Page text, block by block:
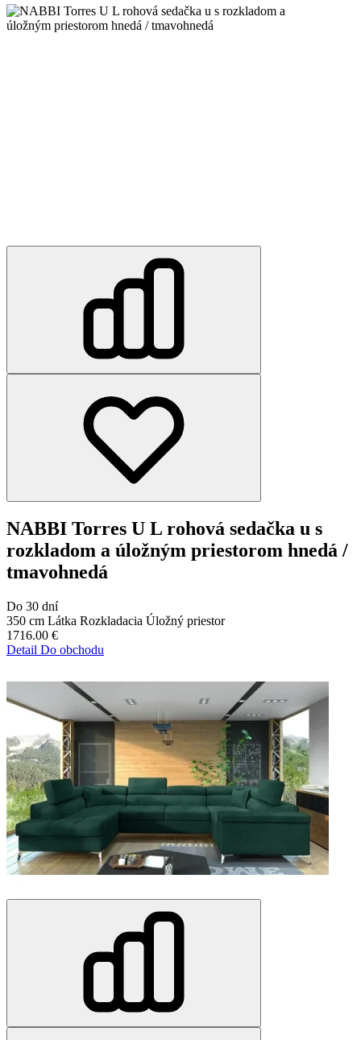
NABBI Torres U L rohová sedačka u s
rozkladom a úložným priestorom hnedá /
tmavohnedá
Do 30 dní
350 cm Látka Rozkladacia Úložný priestor
1716.00 €
Detail Do obchodu